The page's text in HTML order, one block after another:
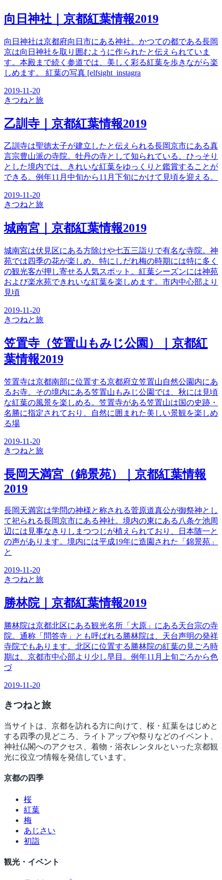
向日神社｜京都紅葉情報2019
向日神社は京都府向日市にある神社。かつての都である長岡
京は向日神社を取り囲むように作られたと伝えられていま
す。本殿まで続く参道では、美しく彩る紅葉を歩きながら楽
しめます。 紅葉の写真 [elfsight_instagra
2019-11-20
きつねと旅
乙訓寺｜京都紅葉情報2019
乙訓寺は聖徳太子が建立したと伝えられる長岡京市にある真
言宗豊山派の寺院。牡丹の寺として知られている。ひっそり
とした境内では、きれいな紅葉をゆっくりと鑑賞することが
できる。例年11月中旬から11月下旬にかけて見頃を迎える。
2019-11-20
きつねと旅
城南宮｜京都紅葉情報2019
城南宮は伏見区にある方除けや七五三詣りで有名な寺院。神
苑では四季の花が楽しめ、特にしだれ梅の時期には特に多く
の観光客が押し寄せる人気スポット。紅葉シーズンには神苑
および楽水苑できれいな紅葉を楽しめます。市内中心部より
見頃
2019-11-20
きつねと旅
笠置寺（笠置山もみじ公園）｜京都紅
葉情報2019
笠置寺は京都南部に位置する京都府立笠置山自然公園内にあ
るお寺。その境内にある笠置山もみじ公園では、秋には見頃
な紅葉の風景を楽しめる。笠置寺がある笠置山は国の史跡・
名勝に指定されており、自然に囲まれた美しい景観を楽しめ
る場
2019-11-20
きつねと旅
長岡天満宮（錦景苑）｜京都紅葉情報
2019
長岡天満宮は学問の神様と称される菅原道真公が御祭神とし
て祀られる長岡京市にある神社。境内の東にある八条ケ池周
辺には見事なきりしまつつじが植えられており、日本随一と
の声があります。境内には平成19年に造園された「錦景苑」
と
2019-11-20
きつねと旅
勝林院｜京都紅葉情報2019
勝林院は京都北区にある観光名所「大原」にある天台宗の寺
院。通称「問答寺」とも呼ばれる勝林院は、天台声明の発祥
寺院でもあります。北区に位置する勝林院の紅葉の見ごろ時
期は、京都市中心部より少し早目。例年11月上旬ごろから色
づ
2019-11-20
きつねと旅
当サイトは、京都を訪れる方に向けて、桜・紅葉をはじめと
する四季の見どころ、ライトアップや祭りなどのイベント、
神社仏閣へのアクセス、着物・浴衣レンタルといった京都観
光に役立つ情報を発信しています。
京都の四季
桜
紅葉
梅
あじさい
初詣
観光・イベント